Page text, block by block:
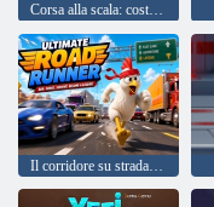
Corsa alla scala: costruisci e gareggia
Il corridore su strada definitivo